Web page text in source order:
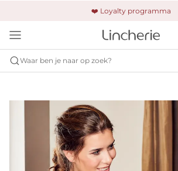
❤️ Loyalty programma
🚚 Gratis verzending & retour
🔒 Altijd veilig betalen
Waar ben je naar op zoek?